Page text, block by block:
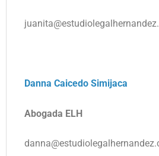
Danna Caicedo Simijaca
Abogada ELH